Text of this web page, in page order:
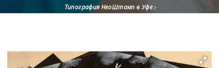
Типография НеоШтамп в Уфе